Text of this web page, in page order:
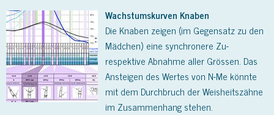
Wachstumskurven Knaben
Die Knaben zeigen (im Gegensatz zu den
Mädchen) eine synchronere Zu-
respektive Abnahme aller Grössen. Das
Ansteigen des Wertes von N-Me könnte
mit dem Durchbruch der Weisheitszähne
im Zusammenhang stehen.